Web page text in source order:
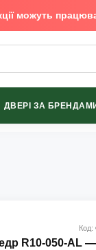
можуть
ДВЕРІ ЗА
Код:
R10-050-AL —